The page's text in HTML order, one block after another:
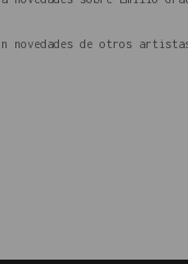
novedades de otros